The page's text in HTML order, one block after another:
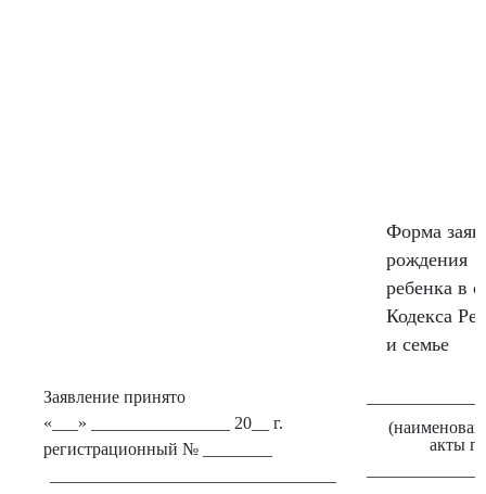
Форма
рождения
ребенка в
Кодекса
и семье
Заявление принято
«___» ________________ 20__ г.
регистрационный № ________
акты